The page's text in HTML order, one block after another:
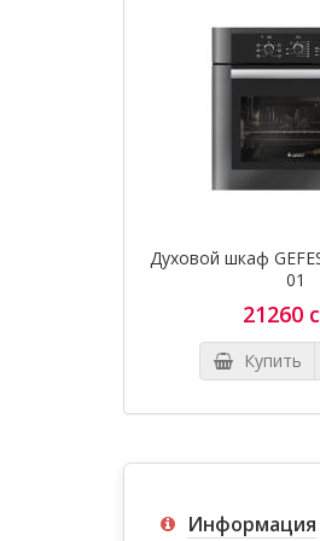
Духовой шкаф
01
21260
Купить
Информация